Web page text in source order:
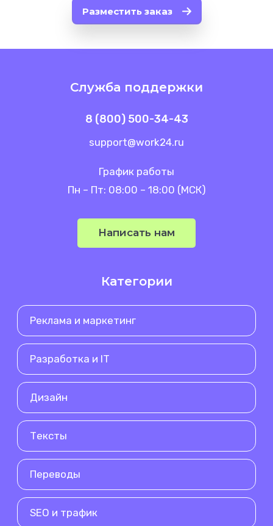
Разместить заказ
Служба поддержки
8 (800) 500-34-43
support@work24.ru
График работы
Пн – Пт: 08:00 – 18:00 (МСК)
Написать нам
Категории
Реклама и маркетинг
Разработка и IT
Дизайн
Тексты
Переводы
SEO и трафик